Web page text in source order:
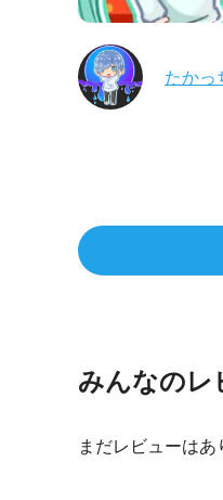
たかっ
みんなのレ
まだレビューはあ